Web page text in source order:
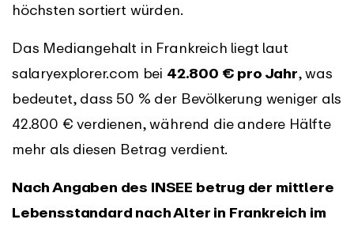
höchsten sortiert würden.
Das Mediangehalt in Frankreich liegt laut
salaryexplorer.com bei 42.800 € pro Jahr, was
bedeutet, dass 50 % der Bevölkerung weniger als
42.800 € verdienen, während die andere Hälfte
mehr als diesen Betrag verdient.
Nach Angaben des INSEE betrug der mittlere
Lebensstandard nach Alter in Frankreich im